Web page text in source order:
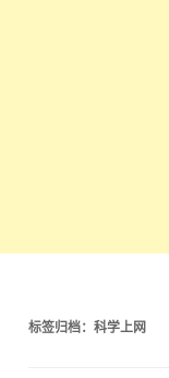
标签归档：科学上网